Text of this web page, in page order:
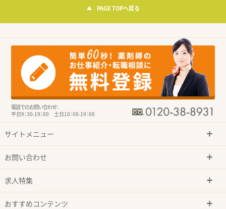
PAGE TOPへ戻る
電話でのお問い合わせ：
平日9：30-19：00 土日10：00-19：00
サイトメニュー
お問い合わせ
求人特集
おすすめコンテンツ